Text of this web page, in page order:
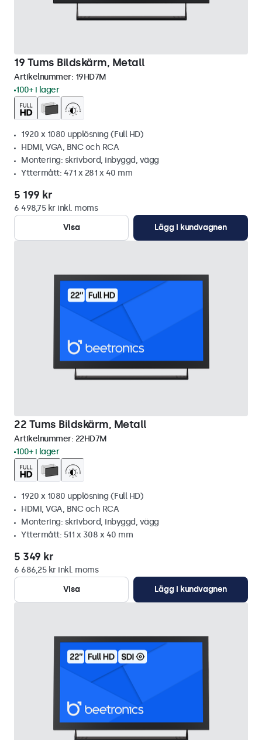
19 Tums Bildskärm, Metall
Artikelnummer: 19HD7M
100+ i lager
1920 x 1080 upplösning (Full HD)
HDMI, VGA, BNC och RCA
Montering: skrivbord, inbyggd, vägg
Yttermått: 471 x 281 x 40 mm
5 199 kr
6 498,75 kr inkl. moms
Visa
Lägg i kundvagnen
22 Tums Bildskärm, Metall
Artikelnummer: 22HD7M
100+ i lager
1920 x 1080 upplösning (Full HD)
HDMI, VGA, BNC och RCA
Montering: skrivbord, inbyggd, vägg
Yttermått: 511 x 308 x 40 mm
5 349 kr
6 686,25 kr inkl. moms
Visa
Lägg i kundvagnen